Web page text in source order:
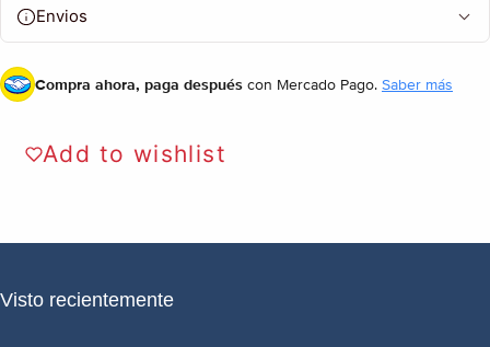
Envios
Compra ahora, paga después con Mercado Pago. Saber más
Add to wishlist
Visto recientemente